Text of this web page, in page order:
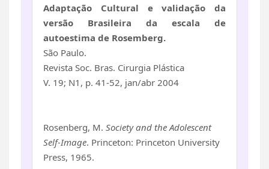
Adaptação Cultural e validação da
versão Brasileira da escala de
autoestima de Rosemberg.
São Paulo.
Revista Soc. Bras. Cirurgia Plástica
V. 19; N1, p. 41-52, jan/abr 2004
Rosenberg, M. Society and the Adolescent
Self-Image. Princeton: Princeton University
Press, 1965.